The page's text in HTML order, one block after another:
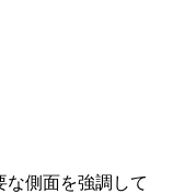
な側面を強調して